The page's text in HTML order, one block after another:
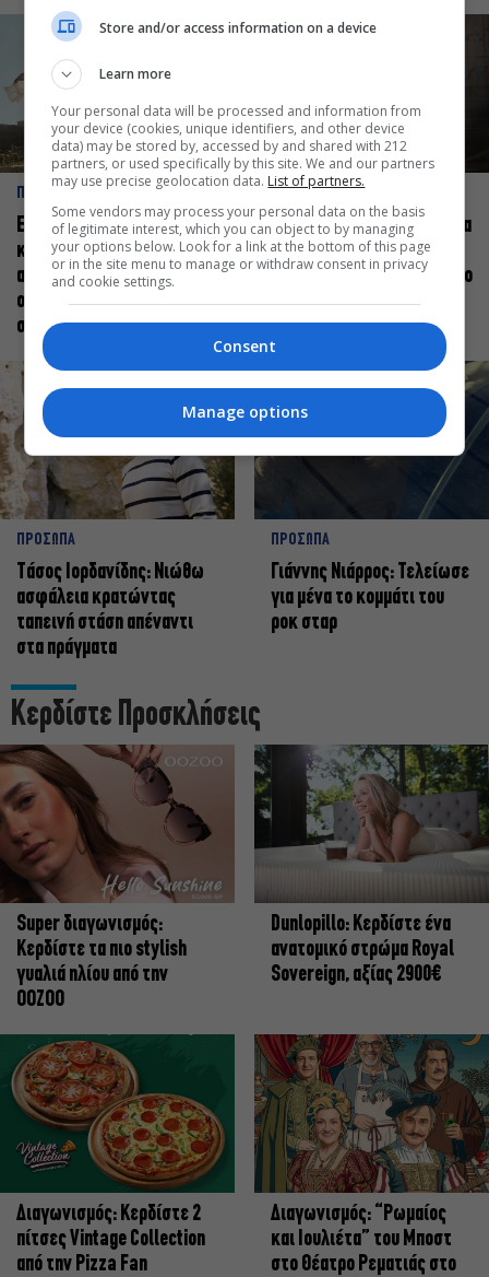
ΠΡΟΣΩΠΑ
Ελεάνα Ανδρεούδη: Κάθε
καλλιτέχνης όταν
ανεβαίνει στη σκηνή
οφείλει να αισθάνεται
σταρ
ΠΡΟΣΩΠΑ
Βαγγέλης Μπίκος: Έμαθα να
δίνω αξία στο ποιος είμαι
πάνω στη σκηνή και όχι στο
πως χορεύω
ΠΡΟΣΩΠΑ
Tάσος Ιορδανίδης: Νιώθω
ασφάλεια κρατώντας
ταπεινή στάση απέναντι
στα πράγματα
ΠΡΟΣΩΠΑ
Γιάννης Νιάρρος: Τελείωσε
για μένα το κομμάτι του
ροκ σταρ
Κερδίστε Προσκλήσεις
Super διαγωνισμός:
Κερδίστε τα πιο stylish
γυαλιά ηλίου από την
OOZOO
Dunlopillo: Κερδίστε ένα
ανατομικό στρώμα Royal
Sovereign, αξίας 2900€
Διαγωνισμός: Κερδίστε 2
πίτσες Vintage Collection
από την Pizza Fan
Διαγωνισμός: “Ρωμαίος
και Ιουλιέτα” του Μποστ
στο Θέατρο Ρεματιάς στο
Store and/or access information on a device
Learn more
Your personal data will be processed and information from
your device (cookies, unique identifiers, and other device
data) may be stored by, accessed by and shared with 212
partners, or used specifically by this site. We and our partners
may use precise geolocation data. List of partners.
Some vendors may process your personal data on the basis
of legitimate interest, which you can object to by managing
your options below. Look for a link at the bottom of this page
or in the site menu to manage or withdraw consent in privacy
and cookie settings.
Consent
Manage options